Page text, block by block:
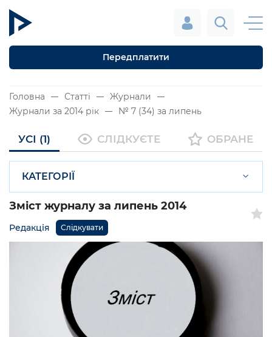
Передплатити
Головна Статті
Журнали
Журнали за 2014 рік
№ 7 (34) за липень
УСІ (1) СЛІДКУЄТЕ ОБРАНЕ
КАТЕГОРІЇ
Зміст журналу за липень 2014
Редакція Слідкувати